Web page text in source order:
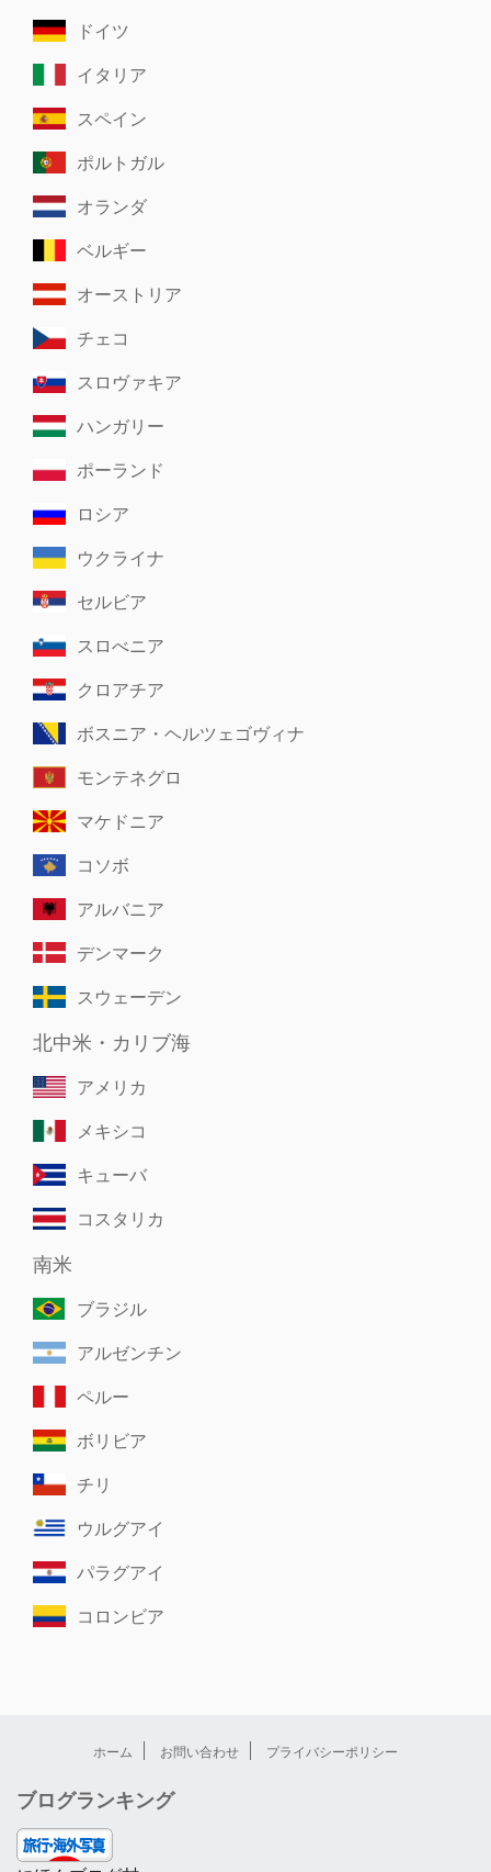
ドイツ
イタリア
スペイン
ポルトガル
オランダ
ベルギー
オーストリア
チェコ
スロヴァキア
ハンガリー
ポーランド
ロシア
ウクライナ
セルビア
スロべニア
クロアチア
ボスニア・ヘルツェゴヴィナ
モンテネグロ
マケドニア
コソボ
アルバニア
デンマーク
スウェーデン
北中米・カリブ海
アメリカ
メキシコ
キューバ
コスタリカ
南米
ブラジル
アルゼンチン
ペルー
ボリビア
チリ
ウルグアイ
パラグアイ
コロンビア
ホーム お問い合わせ プライバシーポリシー
ブログランキング